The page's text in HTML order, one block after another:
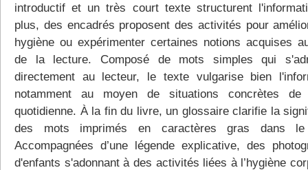
introductif et un très court texte structurent
plus, des encadrés proposent des activités pour
hygiène ou expérimenter certaines notions acquises
de la lecture. Composé de mots simples qui
directement au lecteur, le texte vulgarise bien
notamment au moyen de situations concrètes
quotidienne. À la fin du livre, un glossaire clarifie la
des mots imprimés en caractères gras dans
Accompagnées d’une légende explicative, des
d'enfants s'adonnant à des activités liées à l’hygiène